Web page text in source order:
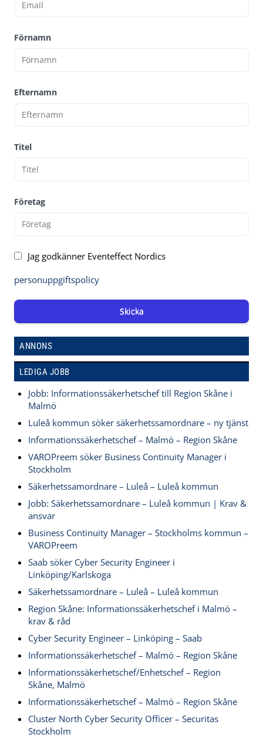
Förnamn
Efternamn
Titel
Företag
Jag godkänner Eventeffect Nordics
personuppgiftspolicy
Skicka
ANNONS
LEDIGA JOBB
Jobb: Informationssäkerhetschef till Region Skåne i
Malmö
Luleå kommun söker säkerhetssamordnare – ny tjänst
Informationssäkerhetschef – Malmö – Region Skåne
VAROPreem söker Business Continuity Manager i
Stockholm
Säkerhetssamordnare – Luleå – Luleå kommun
Jobb: Säkerhetssamordnare – Luleå kommun | Krav &
ansvar
Business Continuity Manager – Stockholms kommun –
VAROPreem
Saab söker Cyber Security Engineer i
Linköping/Karlskoga
Säkerhetssamordnare – Luleå – Luleå kommun
Region Skåne: Informationssäkerhetschef i Malmö –
krav & råd
Cyber Security Engineer – Linköping – Saab
Informationssäkerhetschef – Malmö – Region Skåne
Informationssäkerhetschef/Enhetschef – Region
Skåne, Malmö
Informationssäkerhetschef – Malmö – Region Skåne
Cluster North Cyber Security Officer – Securitas
Stockholm